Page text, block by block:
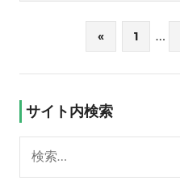
稿
の
ペ
ー
«前
の
記
1 …
サイト内検索
索: